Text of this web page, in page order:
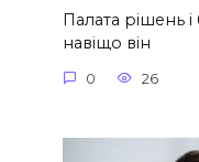
Палата рішень і
навіщо він
0 26